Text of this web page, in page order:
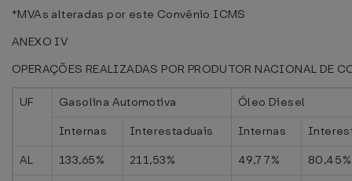
*MVAs alteradas por este Convênio ICMS
ANEXO IV
OPERAÇÕES REALIZADAS POR PRODUTOR NACIONAL DE
UF Gasolina Automotiva
Óleo Diesel
Internas
Interestaduais Internas
AL
133,65% 211,53% 49,77%
80,45%